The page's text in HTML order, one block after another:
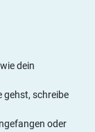
dein
gehst, schreibe
oder